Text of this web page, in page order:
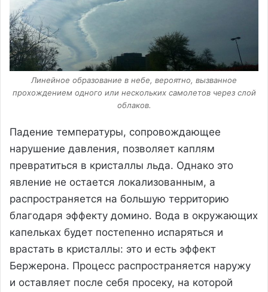
Линейное образование в небе, вероятно, вызванное
прохождением одного или нескольких самолетов через слой
облаков.
Падение температуры, сопровождающее
нарушение давления, позволяет каплям
превратиться в кристаллы льда. Однако это
явление не остается локализованным, а
распространяется на большую территорию
благодаря эффекту домино. Вода в окружающих
капельках будет постепенно испаряться и
врастать в кристаллы: это и есть эффект
Бержерона. Процесс распространяется наружу
и оставляет после себя просеку, на которой